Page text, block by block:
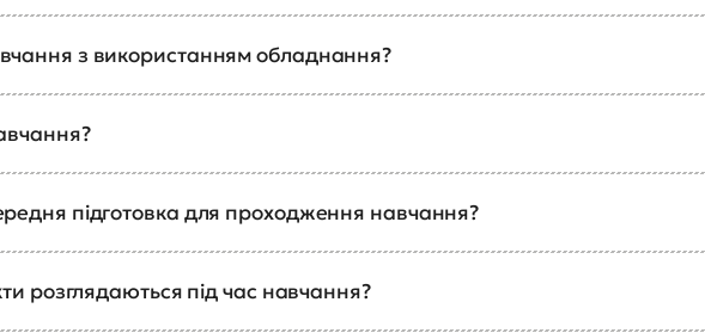
з використанням обладнання?
підготовка для проходження навчання?
розглядаються під час навчання?